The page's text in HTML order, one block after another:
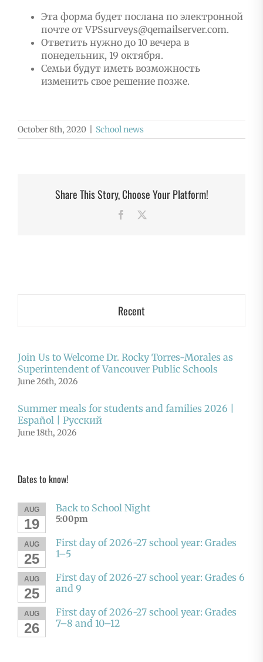
Эта форма будет послана по электронной
почте от VPSsurveys@qemailserver.com.
Ответить нужно до 10 вечера в
понедельник, 19 октября.
Семьи будут иметь возможность
изменить свое решение позже.
October 8th, 2020 School news
Share This Story, Choose Your Platform!
Facebook
Recent
Join Us to Welcome Dr. Rocky Torres-Morales as
Superintendent of Vancouver Public Schools
June 26th, 2026
Summer meals for students and families 2026 |
Español | Русский
June 18th, 2026
Dates to know!
AUG
19
Back to School Night
5:00pm
AUG
25
First day of 2026-27 school year: Grades
1–5
AUG
25
First day of 2026-27 school year: Grades 6
and 9
AUG
26
First day of 2026-27 school year: Grades
7–8 and 10–12